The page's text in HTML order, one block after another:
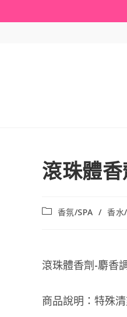
滾珠體
Post香氛/SPA / 香水
滾珠體香劑-麝香
商品說明：特殊